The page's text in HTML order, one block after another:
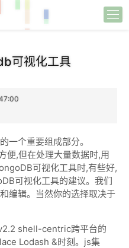
可视化工具
一个重要组成部分。
便,但在处理大量数据时,用
可视化工具时,有些好,
可视化工具的建议。我们
编辑。当然你的选择取决于
shell-centric跨平台的
Lodash &时刻。js集